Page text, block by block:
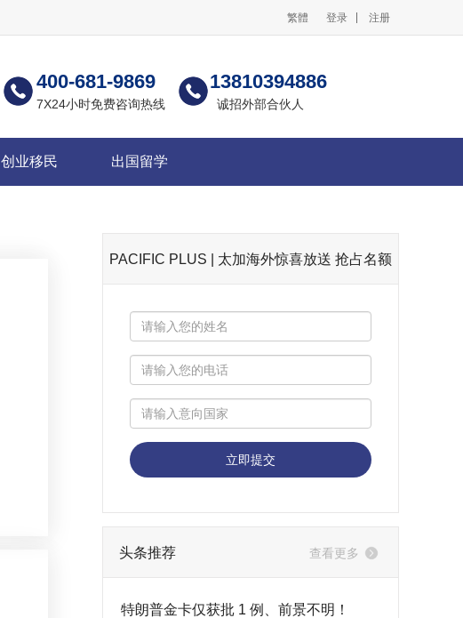
登录 注册
繁體
400-681-9869
7X24小时免费咨询热线
13810394886
诚招外部合伙人
创业移民 出国留学
PACIFIC PLUS | 太加海外惊喜放送 抢占名额
立即提交
头条推荐 查看更多
特朗普金卡仅获批 1 例、前景不明！